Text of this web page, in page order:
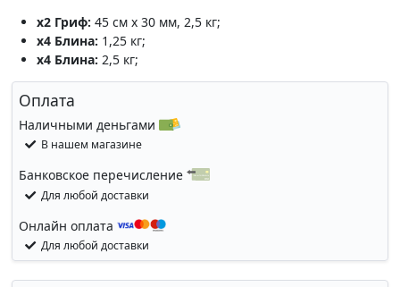
x2 Гриф: 45 см x 30 мм, 2,5 кг;
х4 Блина: 1,25 кг;
х4 Блина: 2,5 кг;
Оплата
Наличными деньгами
В нашем магазине
Банковское перечисление
Для любой доставки
Онлайн оплата
Для любой доставки